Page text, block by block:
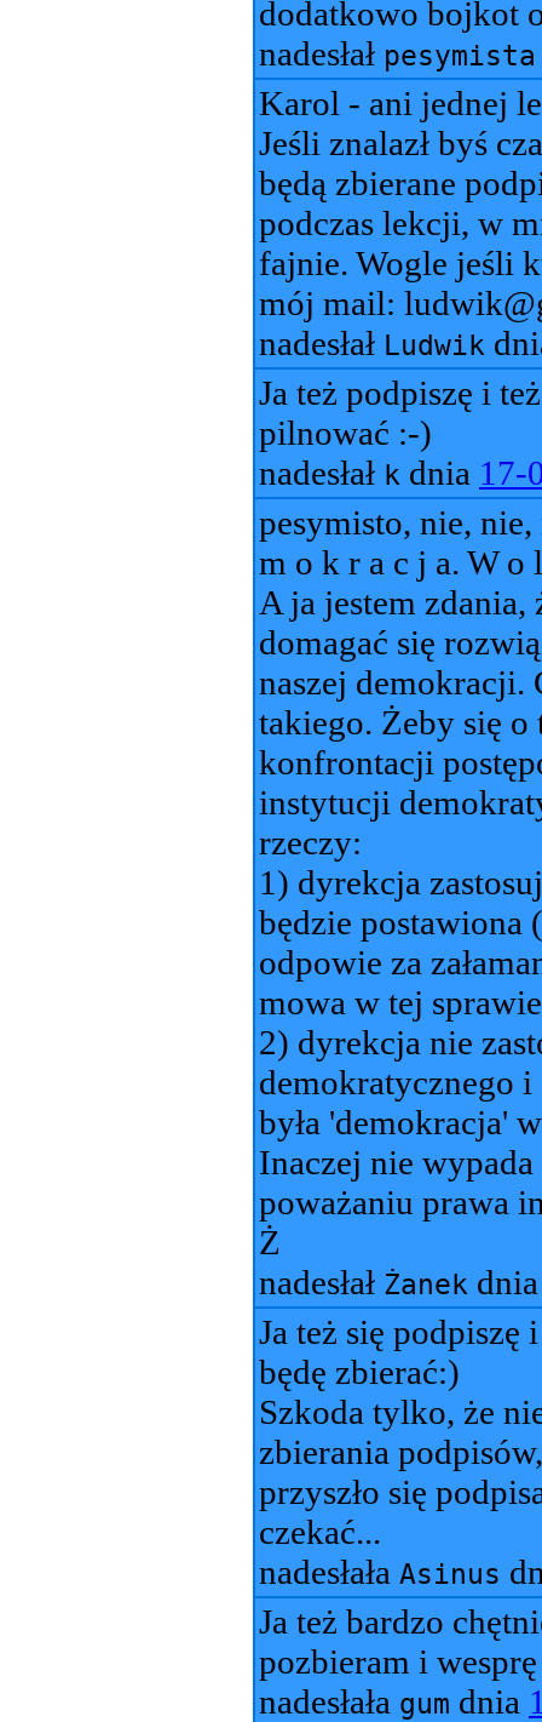
dodatkowo bojkot
nadesłał pesymista
Karol - ani jednej
Jeśli znalazł byś
będą zbierane
podczas lekcji, w
fajnie. Wogle jeśli
mój mail:
nadesłał Ludwik
Ja też podpiszę i
pilnować :-)
nadesłał k dnia 17-
pesymisto, nie, nie,
m o k r a c j a. W o
A ja jestem zdania,
domagać się
naszej demokracji.
takiego. Żeby się
konfrontacji
instytucji
rzeczy:
1) dyrekcja
będzie postawiona
odpowie za
mowa w tej
2) dyrekcja nie
demokratycznego
była 'demokracja'
Inaczej nie
poważaniu prawa
Ż
nadesłał Żanek
Ja też się podpiszę
będę zbierać:)
Szkoda tylko, że
zbierania
przyszło się
czekać...
nadesłała Asinus
Ja też bardzo
pozbieram i
nadesłała gum dnia